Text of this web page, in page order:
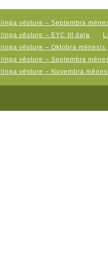
vēsture – Septembra
vēsture – EYC III daļa
vēsture – Oktobra mēnesis
vēsture – Septembra
vēsture – Novembra